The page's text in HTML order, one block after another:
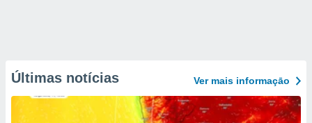
Últimas notícias Ver mais informaçāo